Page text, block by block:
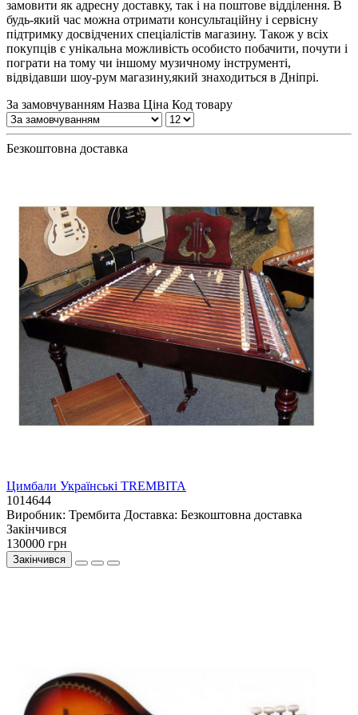
замовити як адресну доставку, так і на поштове відділення. В
будь-який час можна отримати консультаційну і сервісну
підтримку досвідчених спеціалістів магазину. Також у всіх
покупців є унікальна можливість особисто побачити, почути і
пограти на тому чи іншому музичному інструменті,
відвідавши шоу-рум магазину,який знаходиться в Дніпрі.
За замовчуванням Назва Ціна Код товару
Безкоштовна доставка
Цимбали Українські TREMBITA
1014644
Виробник: Трембита Доставка: Безкоштовна доставка
Закiнчився
130000 грн
Закінчився